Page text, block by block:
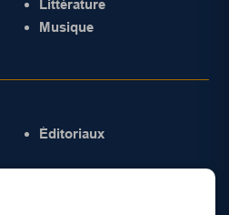
Littérature
Musique
Éditoriaux